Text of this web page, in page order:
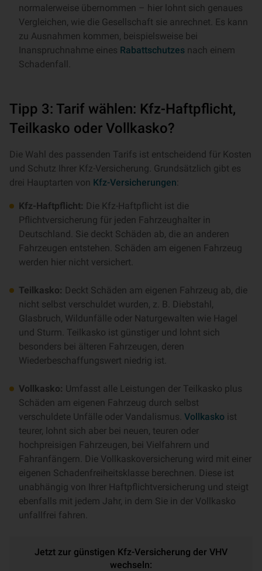
normalerweise übernommen – hier lohnt sich genaues
Vergleichen, wie die Gesellschaft sie anrechnet. Es kann
zu Ausnahmen kommen, beispielsweise bei
Inanspruchnahme eines Rabattschutzes nach einem
Schadenfall.
Tipp 3: Tarif wählen: Kfz-Haftpflicht,
Teilkasko oder Vollkasko?
Die Wahl des passenden Tarifs ist entscheidend für Kosten
und Schutz Ihrer Kfz-Versicherung. Grundsätzlich gibt es
drei Hauptarten von Kfz-Versicherungen:
Kfz-Haftpflicht: Die Kfz-Haftpflicht ist die
Pflichtversicherung für jeden Fahrzeughalter in
Deutschland. Sie deckt Schäden ab, die an anderen
Fahrzeugen entstehen. Schäden am eigenen Fahrzeug
werden hier nicht versichert.
Teilkasko: Deckt Schäden am eigenen Fahrzeug ab, die
nicht selbst verschuldet wurden, z. B. Diebstahl,
Glasbruch, Wildunfälle oder Naturgewalten wie Hagel
und Sturm. Teilkasko ist günstiger und lohnt sich
besonders bei älteren Fahrzeugen, deren
Wiederbeschaffungswert niedrig ist.
Vollkasko: Umfasst alle Leistungen der Teilkasko plus
Schäden am eigenen Fahrzeug durch selbst
verschuldete Unfälle oder Vandalismus. Vollkasko ist
teurer, lohnt sich aber bei neuen, teuren oder
hochpreisigen Fahrzeugen, bei Vielfahrern und
Fahranfängern. Die Vollkaskoversicherung wird mit einer
eigenen Schadenfreiheitsklasse berechnen. Diese ist
unabhängig von Ihrer Haftpflichtversicherung und steigt
ebenfalls mit jedem Jahr, in dem Sie in der Vollkasko
unfallfrei fahren.
Jetzt zur günstigen Kfz-Versicherung der VHV
wechseln: